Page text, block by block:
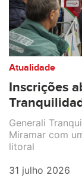
Atualidade
Inscrições
Generali
Miramar com
litoral
31 julho 2026